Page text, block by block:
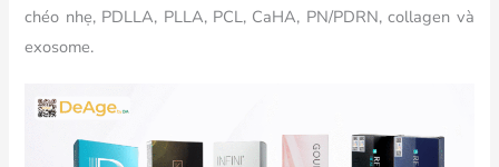
chéo nhẹ, PDLLA, PLLA, PCL, CaHA, PN/PDRN, collagen và
exosome.